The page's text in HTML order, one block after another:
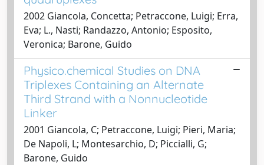
2002 Giancola, Concetta; Petraccone, Luigi; Erra,
Eva; L., Nasti; Randazzo, Antonio; Esposito,
Veronica; Barone, Guido
Physico.chemical Studies on DNA
Triplexes Containing an Alternate
Third Strand with a Nonnucleotide
Linker
2001 Giancola, C; Petraccone, Luigi; Pieri, Maria;
De Napoli, L; Montesarchio, D; Piccialli, G;
Barone, Guido